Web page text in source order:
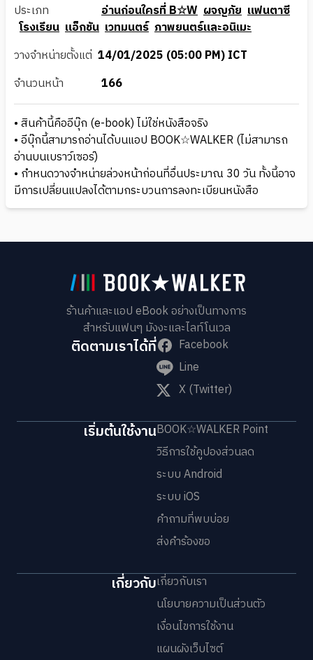
ประเภท
อ่านก่อนใครที่ B☆W ผจญภัย แฟนตาซี
โรงเรียน แอ็กชัน เวทมนตร์ ภาพยนตร์และอนิเมะ
วางจำหน่ายตั้งแต่ 14/01/2025 (05:00 PM) ICT
จำนวนหน้า
166
• สินค้านี้คืออีบุ๊ก (e-book) ไม่ใช่หนังสือจริง
• อีบุ๊กนี้สามารถอ่านได้บนแอป BOOK☆WALKER (ไม่สามารถ
อ่านบนเบราว์เซอร์)
• กำหนดวางจำหน่ายล่วงหน้าก่อนที่อื่นประมาณ 30 วัน ทั้งนี้อาจ
มีการเปลี่ยนแปลงได้ตามกระบวนการลงทะเบียนหนังสือ
ร้านค้าและแอป eBook อย่างเป็นทางการ
สำหรับแฟนๆ มังงะและไลท์โนเวล
ติดตามเราได้ที่
Facebook
Line
X (Twitter)
เริ่มต้นใช้งานBOOK☆WALKER Point
วิธีการใช้คูปองส่วนลด
ระบบ Android
ระบบ iOS
คำถามที่พบบ่อย
ส่งคำร้องขอ
เกี่ยวกับเกี่ยวกับเรา
นโยบายความเป็นส่วนตัว
เงื่อนไขการใช้งาน
แผนผังเว็บไซต์